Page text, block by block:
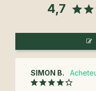
4,7
SIMON B.